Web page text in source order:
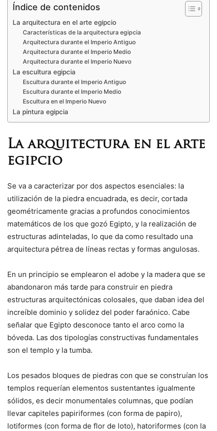
Índice de contenidos
La arquitectura en el arte egipcio
Características de la arquitectura egipcia
Arquitectura durante el Imperio Antiguo
Arquitectura durante el Imperio Medio
Arquitectura durante el Imperio Nuevo
La escultura egipcia
Escultura durante el Imperio Antiguo
Escultura durante el Imperio Medio
Escultura en el Imperio Nuevo
La pintura egipcia
La arquitectura en el arte
egipcio
Se va a caracterizar por dos aspectos esenciales: la
utilización de la piedra encuadrada, es decir, cortada
geométricamente gracias a profundos conocimientos
matemáticos de los que gozó Egipto, y la realización de
estructuras adinteladas, lo que da como resultado una
arquitectura pétrea de líneas rectas y formas angulosas.
En un principio se emplearon el adobe y la madera que se
abandonaron más tarde para construir en piedra
estructuras arquitectónicas colosales, que daban idea del
increíble dominio y solidez del poder faraónico. Cabe
señalar que Egipto desconoce tanto el arco como la
bóveda. Las dos tipologías constructivas fundamentales
son el templo y la tumba.
Los pesados bloques de piedras con que se construían los
templos requerían elementos sustentantes igualmente
sólidos, es decir monumentales columnas, que podían
llevar capiteles papiriformes (con forma de papiro),
lotiformes (con forma de flor de loto), hatoriformes (con la